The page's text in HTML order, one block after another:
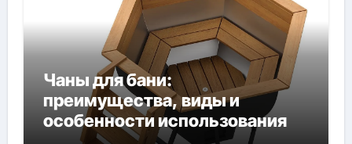
Чаны для бани:
преимущества, виды и
особенности использования